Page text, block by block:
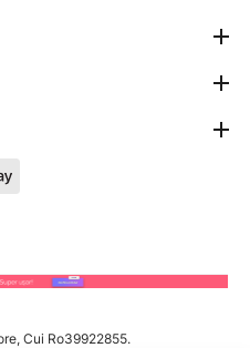
Cui Ro39922855.